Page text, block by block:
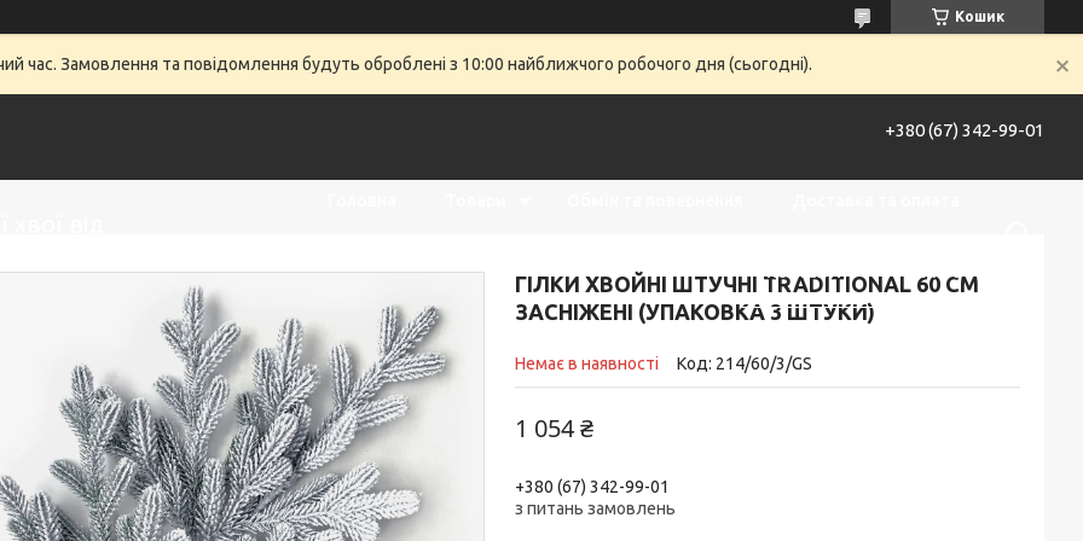
Кошик
час. Замовлення та повідомлення будуть оброблені з 10:00 найближчого робочого дня (сьогодні).
+380 (67) 342-99-01
ГІЛКИ ХВОЙНІ ШТУЧНІ TRADITIONAL 60 СМ
ЗАСНІЖЕНІ (УПАКОВКА 3 ШТУКИ)
Немає в наявності Код: 214/60/3/GS
1 054 ₴
+380 (67) 342-99-01
з питань замовлень